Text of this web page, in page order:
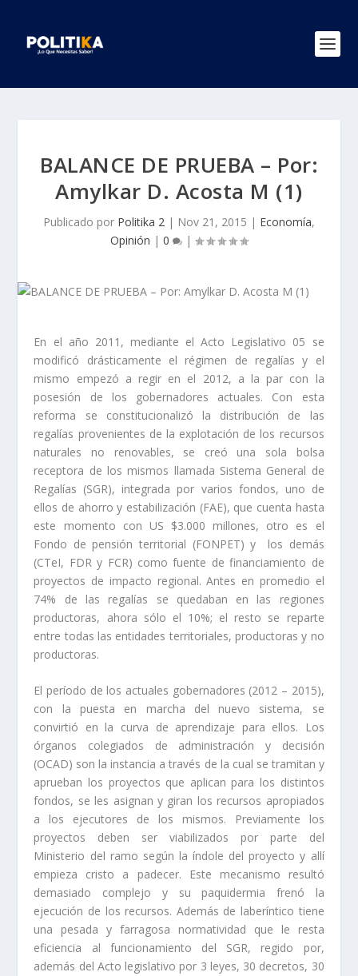
BALANCE DE PRUEBA – Por:
Amylkar D. Acosta M (1)
Publicado por Politika 2 | Nov 21, 2015 | Economía,
Opinión | 0 |
En el año 2011, mediante el Acto Legislativo 05 se
modificó drásticamente el régimen de regalías y el
mismo empezó a regir en el 2012, a la par con la
posesión de los gobernadores actuales. Con esta
reforma se constitucionalizó la distribución de las
regalías provenientes de la explotación de los recursos
naturales no renovables, se creó una sola bolsa
receptora de los mismos llamada Sistema General de
Regalías (SGR), integrada por varios fondos, uno de
ellos de ahorro y estabilización (FAE), que cuenta hasta
este momento con US $3.000 millones, otro es el
Fondo de pensión territorial (FONPET) y los demás
(CTeI, FDR y FCR) como fuente de financiamiento de
proyectos de impacto regional. Antes en promedio el
74% de las regalías se quedaban en las regiones
productoras, ahora sólo el 10%; el resto se reparte
entre todas las entidades territoriales, productoras y no
productoras.
El período de los actuales gobernadores (2012 – 2015),
con la puesta en marcha del nuevo sistema, se
convirtió en la curva de aprendizaje para ellos. Los
órganos colegiados de administración y decisión
(OCAD) son la instancia a través de la cual se tramitan y
aprueban los proyectos que aplican para los distintos
fondos, se les asignan y giran los recursos apropiados
a los ejecutores de los mismos. Previamente los
proyectos deben ser viabilizados por parte del
Ministerio del ramo según la índole del proyecto y allí
empieza cristo a padecer. Este mecanismo resultó
demasiado complejo y su paquidermia frenó la
ejecución de los recursos. Además de laberíntico tiene
una pesada y farragosa normatividad que le resta
eficiencia al funcionamiento del SGR, regido por,
además del Acto legislativo por 3 leyes, 30 decretos, 30